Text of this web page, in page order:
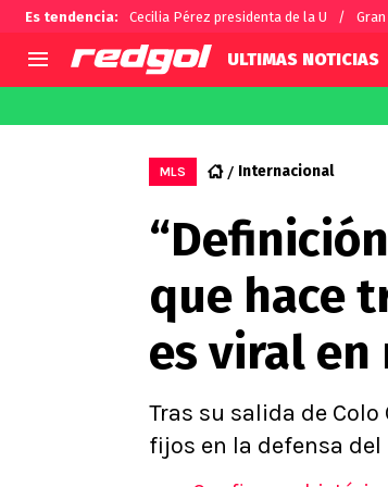
Es tendencia: Cecilia Pérez presidenta de la U
Selección Chilena
U de Chile
U Católica
Campeonato Nacional
Primera B
Segunda División
Copa Chile
Supercopa Chile
Campeonato Femenino
ULTIMAS NOTICIAS
MLS Internacional
que hace
es viral en
Tras su salida de
fijos en la defensa del